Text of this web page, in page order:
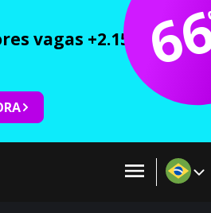
vagas +2.150 cursos